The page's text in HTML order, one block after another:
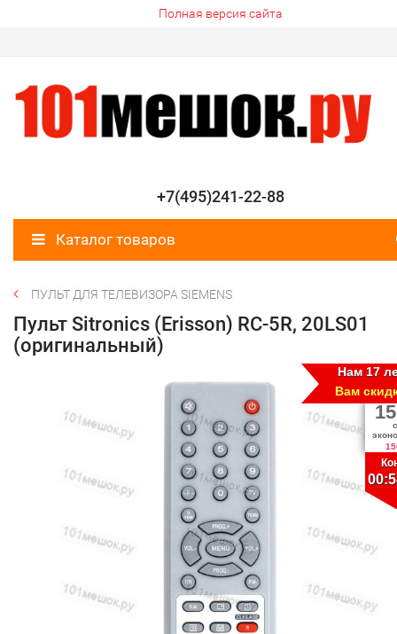
Полная версия сайта
+7(495)241-22-88
Каталог товаров
ПУЛЬТ ДЛЯ ТЕЛЕВИЗОРА SIEMENS
Пульт Sitronics (Erisson) RC-5R, 20LS01
(оригинальный)
Нам 17
Вам
15